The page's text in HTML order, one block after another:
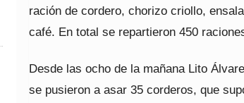
ración de cordero, chorizo criollo,
café. En total se repartieron 450
Desde las ocho de la mañana Lito
se pusieron a asar 35 corderos, que